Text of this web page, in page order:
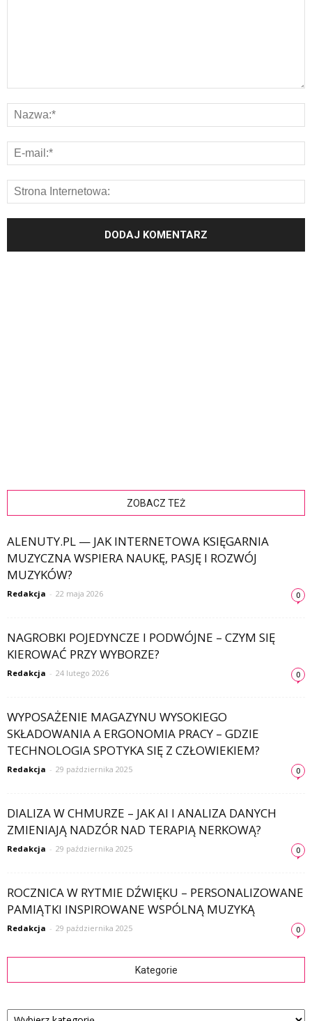
ZOBACZ TEŻ
ALENUTY.PL — JAK INTERNETOWA KSIĘGARNIA
MUZYCZNA WSPIERA NAUKĘ, PASJĘ I ROZWÓJ
MUZYKÓW?
Redakcja - 22 maja 2026 0
NAGROBKI POJEDYNCZE I PODWÓJNE – CZYM SIĘ
KIEROWAĆ PRZY WYBORZE?
Redakcja - 24 lutego 2026 0
WYPOSAŻENIE MAGAZYNU WYSOKIEGO
SKŁADOWANIA A ERGONOMIA PRACY – GDZIE
TECHNOLOGIA SPOTYKA SIĘ Z CZŁOWIEKIEM?
Redakcja - 29 października 2025 0
DIALIZA W CHMURZE – JAK AI I ANALIZA DANYCH
ZMIENIAJĄ NADZÓR NAD TERAPIĄ NERKOWĄ?
Redakcja - 29 października 2025 0
ROCZNICA W RYTMIE DŹWIĘKU – PERSONALIZOWANE
PAMIĄTKI INSPIROWANE WSPÓLNĄ MUZYKĄ
Redakcja - 29 października 2025 0
Kategorie
Kategorie